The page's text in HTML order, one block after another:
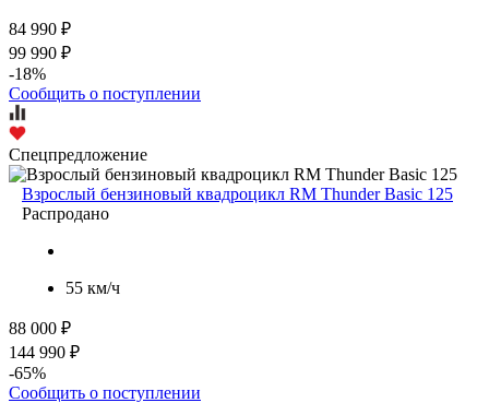
84 990 ₽
99 990 ₽
-18%
Сообщить о поступлении
Спецпредложение
Взрослый бензиновый квадроцикл RM Thunder Basic 125
Распродано
55 км/ч
88 000 ₽
144 990 ₽
-65%
Сообщить о поступлении